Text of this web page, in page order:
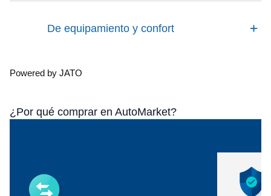
De equipamiento y confort
Powered by JATO
¿Por qué comprar en AutoMarket?